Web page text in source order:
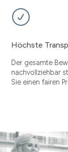
Höchste
Der gesamte
nachvollziehbar
Sie einen fairen